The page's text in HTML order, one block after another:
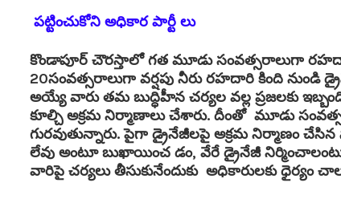
పట్టించుకోని అధికార పార్టీ లు
కొండాపూర్ చౌరస్తాలోగత మూడు సంవత్సరాలుగా
20సంవత్సరాలుగా వర్షపు నీరు రహదారి కింది
అయ్యే వారు తమ బుద్ధిహీన చర్యల వల్ల ప్రజలకు
కూల్చి అక్రమ నిర్మాణాలు చేశారు. దీంతో మూడు
గురవుతున్నారు. పైగా డ్రైనేజీలపై అక్రమ నిర్మాణం
లేవు అంటూ బుఖాయించ డం, వేరే డ్రైనేజీ
వారిపై చర్యలు తీసుకునేందుకు అధికారులకు ధైర్యం